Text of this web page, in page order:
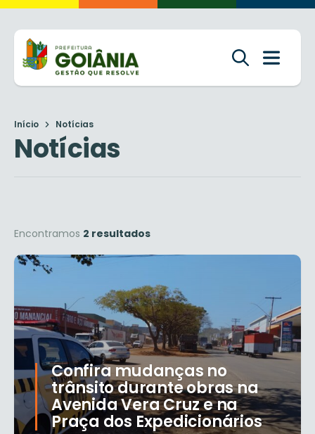
Início Notícias
Notícias
Encontramos 2 resultados
Confira mudanças no
trânsito durante obras na
Avenida Vera Cruz e na
Praça dos Expedicionários